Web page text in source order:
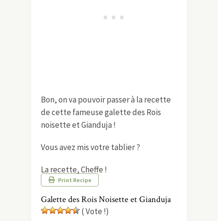
Bon, on va pouvoir passer à la recette
de cette fameuse galette des Rois
noisette et Gianduja !
Vous avez mis votre tablier ?
La recette, Cheffe !
Print Recipe
Galette des Rois Noisette et Gianduja
( Vote !)